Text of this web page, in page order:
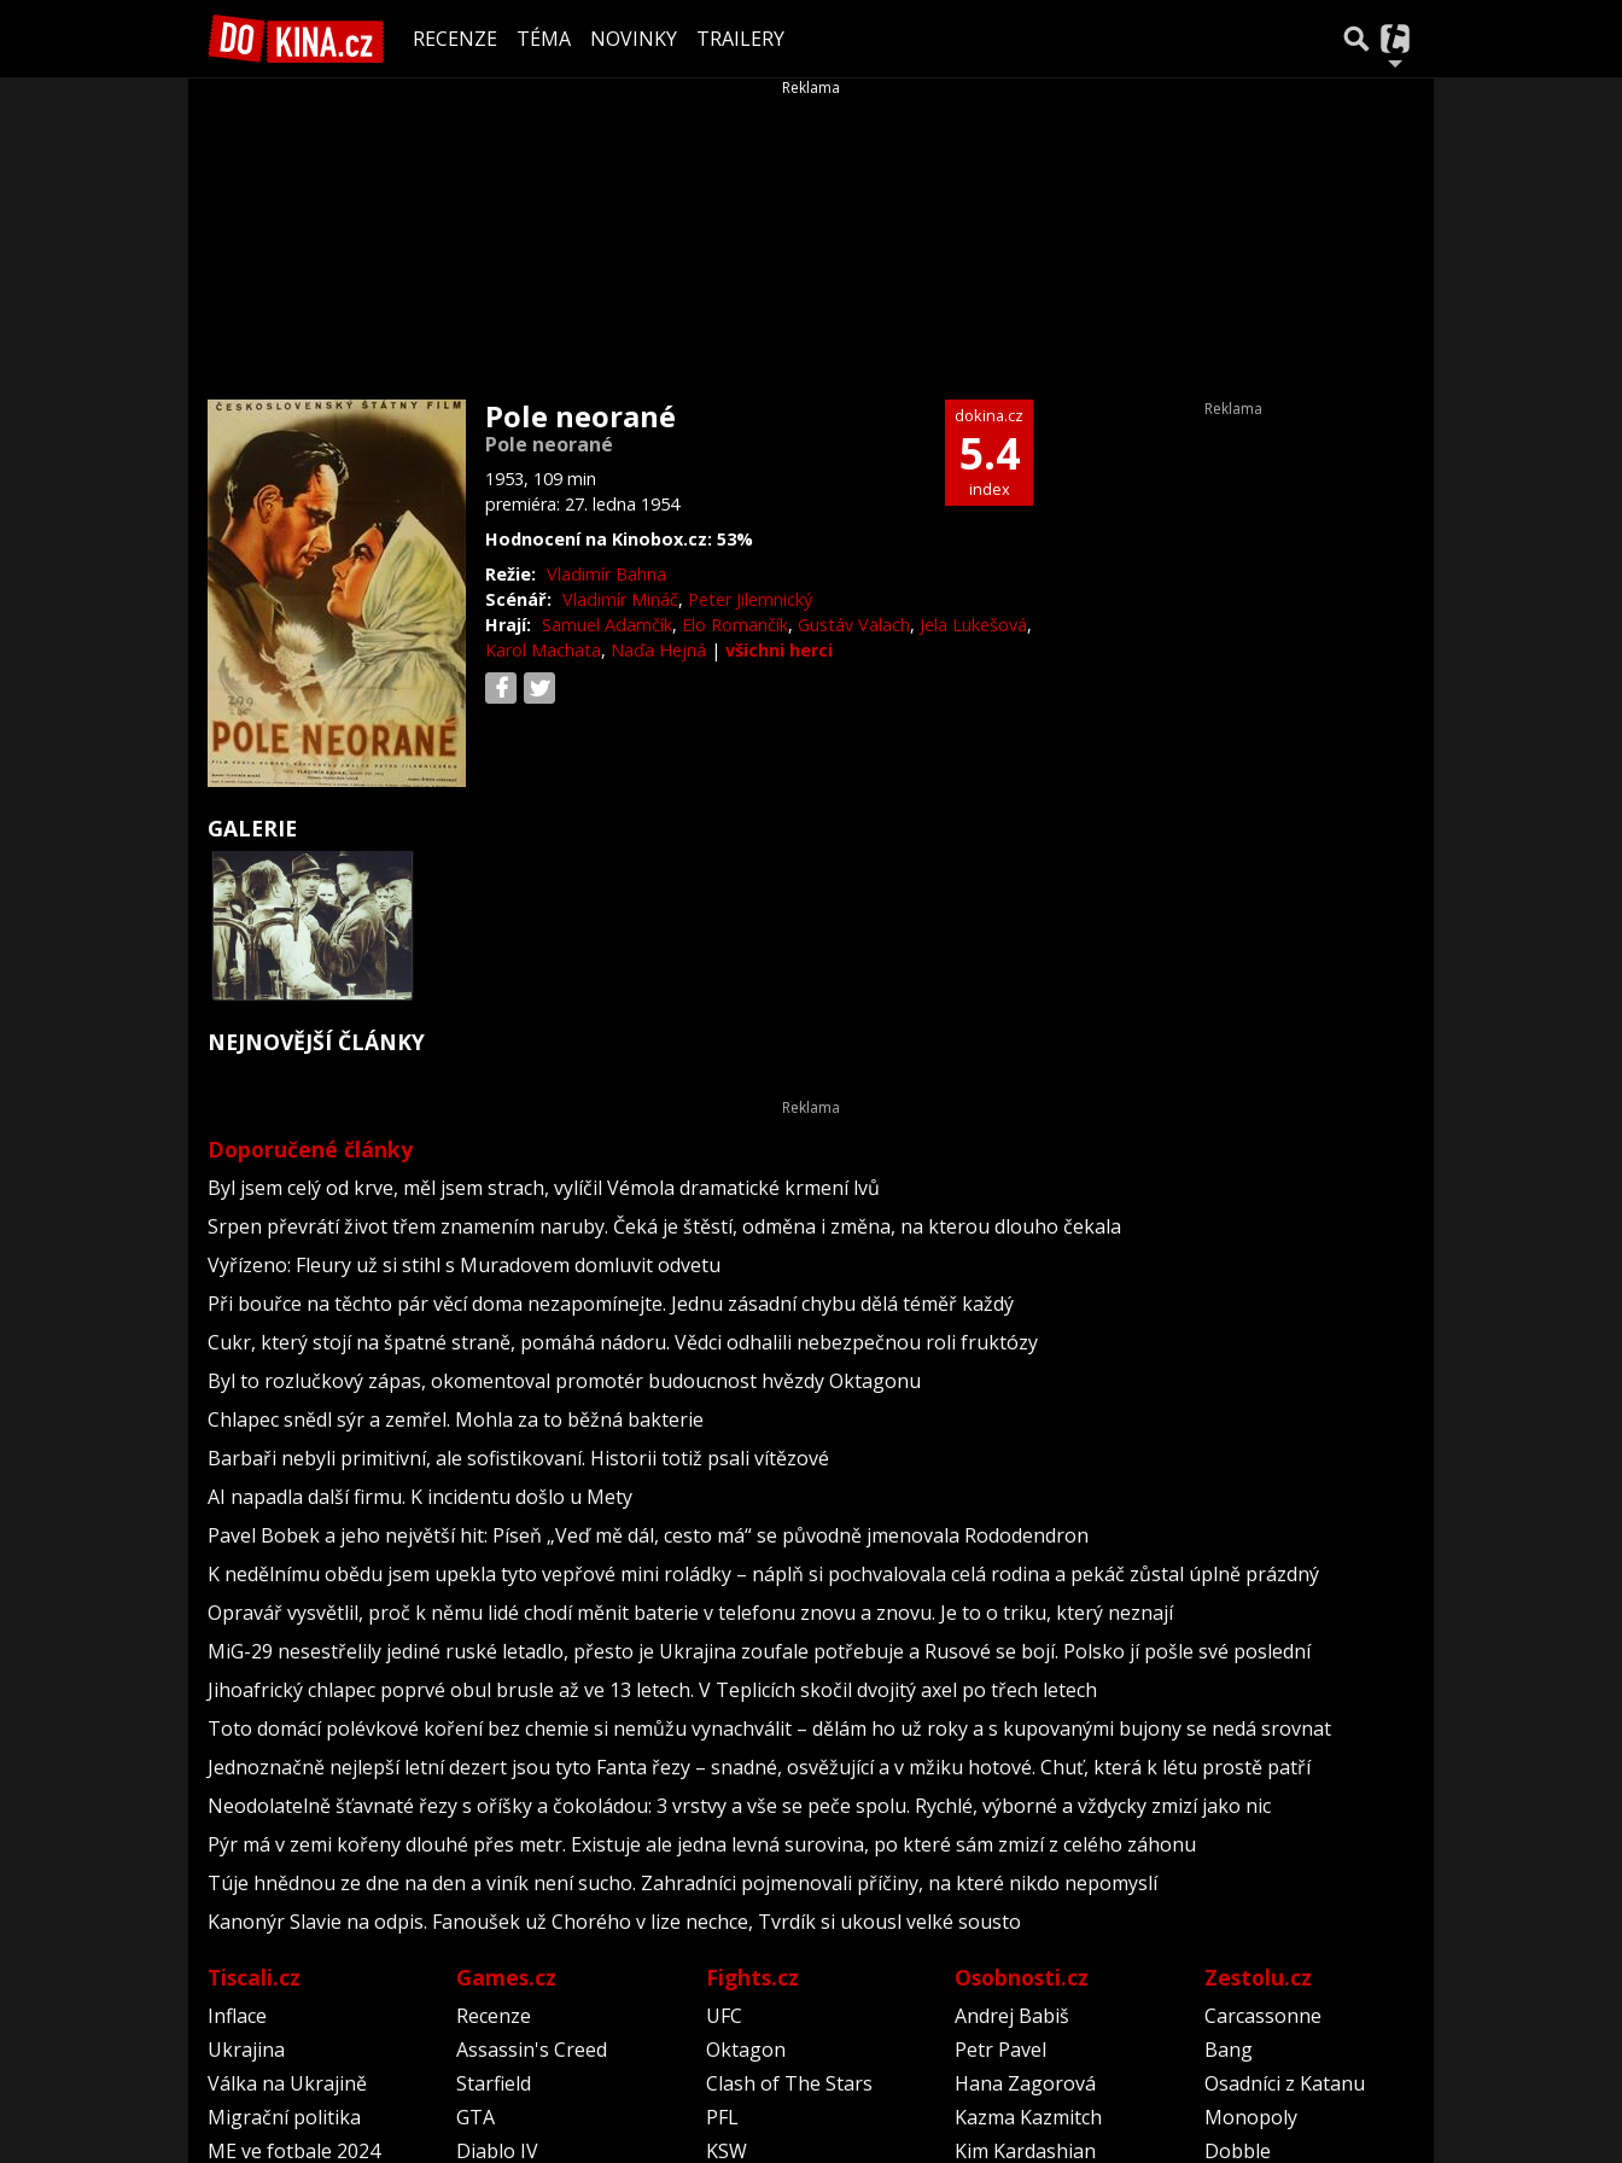
RECENZE TÉMA NOVINKY TRAILERY
Pole neorané
Pole neorané
1953, 109 min
premiéra: 27. ledna 1954
Hodnocení na Kinobox.cz: 53%
dokina.cz
5.4
index
Režie: Vladimír Bahna
Scénář: Vladimír Mináč, Peter Jilemnický
Hrají: Samuel Adamčík, Elo Romančík, Gustáv Valach, Jela Lukešová,
Karol Machata, Naďa Hejná | všichni herci
GALERIE
NEJNOVĚJŠÍ ČLÁNKY
Doporučené články
Byl jsem celý od krve, měl jsem strach, vylíčil Vémola dramatické krmení lvů
Srpen převrátí život třem znamením naruby. Čeká je štěstí, odměna i změna, na kterou dlouho čekala
Vyřízeno: Fleury už si stihl s Muradovem domluvit odvetu
Při bouřce na těchto pár věcí doma nezapomínejte. Jednu zásadní chybu dělá téměř každý
Cukr, který stojí na špatné straně, pomáhá nádoru. Vědci odhalili nebezpečnou roli fruktózy
Byl to rozlučkový zápas, okomentoval promotér budoucnost hvězdy Oktagonu
Chlapec snědl sýr a zemřel. Mohla za to běžná bakterie
Barbaři nebyli primitivní, ale sofistikovaní. Historii totiž psali vítězové
AI napadla další firmu. K incidentu došlo u Mety
Pavel Bobek a jeho největší hit: Píseň „Veď mě dál, cesto má“ se původně jmenovala Rododendron
K nedělnímu obědu jsem upekla tyto vepřové mini roládky – náplň si pochvalovala celá rodina a pekáč zůstal úplně prázdný
Opravář vysvětlil, proč k němu lidé chodí měnit baterie v telefonu znovu a znovu. Je to o triku, který neznají
MiG-29 nesestřelily jediné ruské letadlo, přesto je Ukrajina zoufale potřebuje a Rusové se bojí. Polsko jí pošle své poslední
Jihoafrický chlapec poprvé obul brusle až ve 13 letech. V Teplicích skočil dvojitý axel po třech letech
Toto domácí polévkové koření bez chemie si nemůžu vynachválit – dělám ho už roky a s kupovanými bujony se nedá srovnat
Jednoznačně nejlepší letní dezert jsou tyto Fanta řezy – snadné, osvěžující a v mžiku hotové. Chuť, která k létu prostě patří
Neodolatelně šťavnaté řezy s oříšky a čokoládou: 3 vrstvy a vše se peče spolu. Rychlé, výborné a vždycky zmizí jako nic
Pýr má v zemi kořeny dlouhé přes metr. Existuje ale jedna levná surovina, po které sám zmizí z celého záhonu
Túje hnědnou ze dne na den a viník není sucho. Zahradníci pojmenovali příčiny, na které nikdo nepomyslí
Kanonýr Slavie na odpis. Fanoušek už Chorého v lize nechce, Tvrdík si ukousl velké sousto
Tiscali.cz
Inflace
Ukrajina
Válka na Ukrajině
Migrační politika
ME ve fotbale 2024
Games.cz
Recenze
Assassin's Creed
Starfield
GTA
Diablo IV
Fights.cz
UFC
Oktagon
Clash of The Stars
PFL
KSW
Osobnosti.cz
Andrej Babiš
Petr Pavel
Hana Zagorová
Kazma Kazmitch
Kim Kardashian
Zestolu.cz
Carcassonne
Bang
Osadníci z Katanu
Monopoly
Dobble